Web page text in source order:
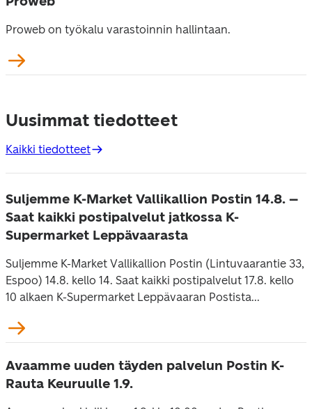
Proweb on työkalu varastoinnin hallintaan.
Uusimmat tiedotteet
Kaikki tiedotteet
Suljemme K-Market Vallikallion Postin 14.8. –
Saat kaikki postipalvelut jatkossa K-
Supermarket Leppävaarasta
Suljemme K-Market Vallikallion Postin (Lintuvaarantie 33,
Espoo) 14.8. kello 14. Saat kaikki postipalvelut 17.8. kello
10 alkaen K-Supermarket Leppävaaran Postista...
Avaamme uuden täyden palvelun Postin K-
Rauta Keuruulle 1.9.